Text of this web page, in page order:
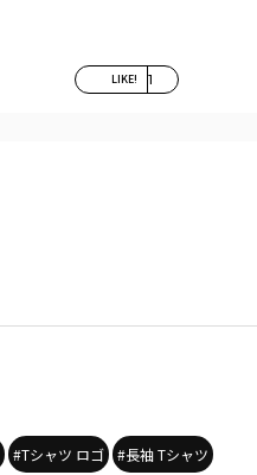
LIKE! 1
#Tシャツ ロゴ #長袖 Tシャツ